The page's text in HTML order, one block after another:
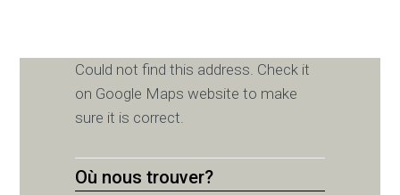
Could not find this address. Check it
on Google Maps website to make
sure it is correct.
Où nous trouver?